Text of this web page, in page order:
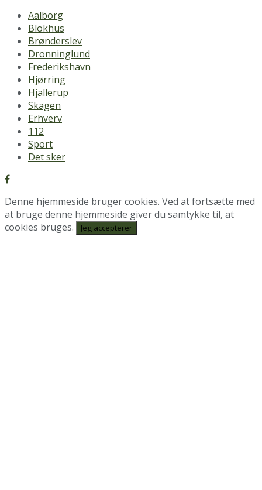
Aalborg
Blokhus
Brønderslev
Dronninglund
Frederikshavn
Hjørring
Hjallerup
Skagen
Erhverv
112
Sport
Det sker
Denne hjemmeside bruger cookies. Ved at fortsætte med
at bruge denne hjemmeside giver du samtykke til, at
cookies bruges.
Jeg accepterer